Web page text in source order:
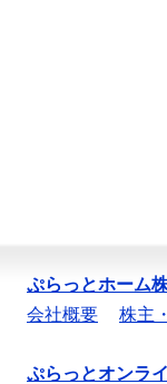
ぷらっとホーム
会社概要
株主
ぷらっとオンラ